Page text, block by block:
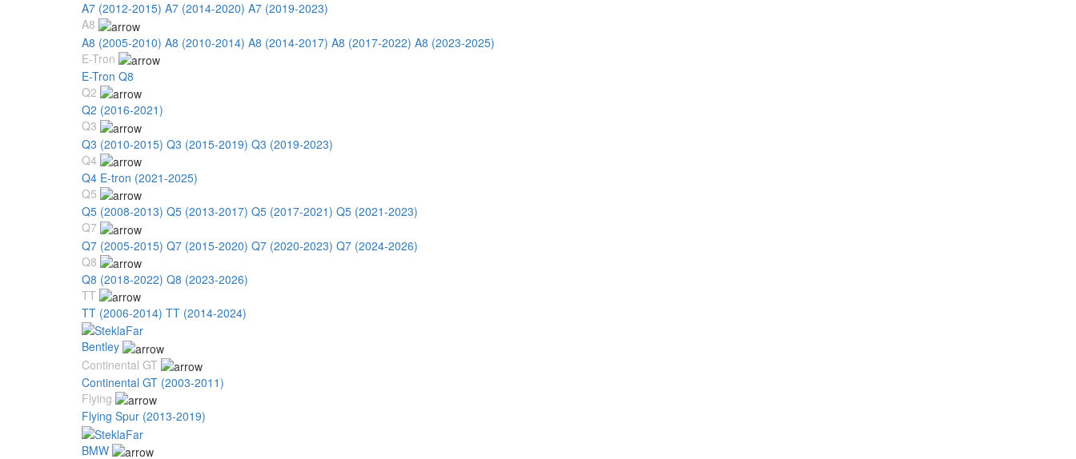
A7 (2012-2015) A7 (2014-2020) A7 (2019-2023)
A8
A8 (2005-2010) A8 (2010-2014) A8 (2014-2017) A8 (2017-2022) A8 (2023-2025)
E-Tron
E-Tron Q8
Q2
Q2 (2016-2021)
Q3
Q3 (2010-2015) Q3 (2015-2019) Q3 (2019-2023)
Q4
Q4 E-tron (2021-2025)
Q5
Q5 (2008-2013) Q5 (2013-2017) Q5 (2017-2021) Q5 (2021-2023)
Q7
Q7 (2005-2015) Q7 (2015-2020) Q7 (2020-2023) Q7 (2024-2026)
Q8
Q8 (2018-2022) Q8 (2023-2026)
TT
TT (2006-2014) TT (2014-2024)
Bentley
Continental GT
Continental GT (2003-2011)
Flying
Flying Spur (2013-2019)
BMW